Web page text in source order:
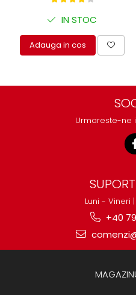
IN STOC
Adauga in cos
Urmareste-ne
Luni - Vineri
+40